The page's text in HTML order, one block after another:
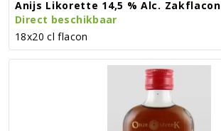
Anijs Likorette 14,5 % Alc. Zakflacon
Direct beschikbaar
18x20 cl flacon